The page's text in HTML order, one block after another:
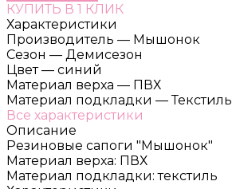
КУПИТЬ В 1 КЛИК
Характеристики
Производитель — Мышонок
Сезон — Демисезон
Цвет — синий
Материал верха — ПВХ
Материал подкладки — Текстиль
Все характеристики
Описание
Резиновые сапоги "Мышонок"
Материал верха: ПВХ
Материал подкладки: текстиль